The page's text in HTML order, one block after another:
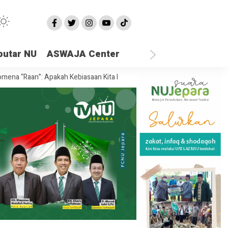
NU ASWAJA Center
Apakah Kebiasaan Kita Hari Ini Sedang Menghancurkan Masa